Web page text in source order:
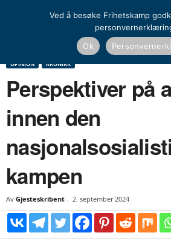
Kronikk
Perspektiver på aldring
OPINION KRONIKK
Perspektiver på
innen den
kampen
Av Gjesteskribent - 2. september 2024
Ved å besøke Frihetskamp
Ok